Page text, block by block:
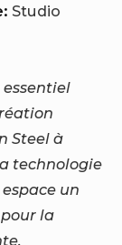
Studio
Steel à
technologie
un
la